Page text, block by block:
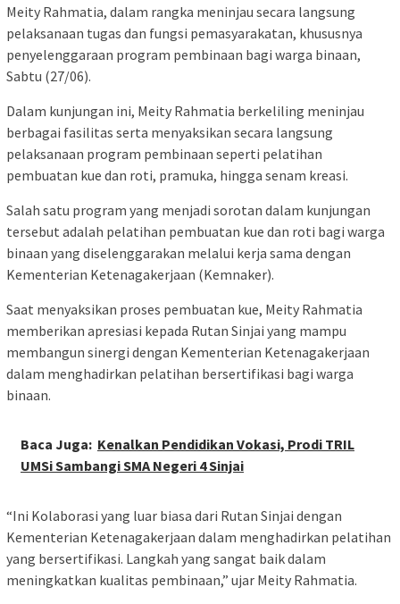
Meity Rahmatia, dalam rangka meninjau secara langsung
pelaksanaan tugas dan fungsi pemasyarakatan, khususnya
penyelenggaraan program pembinaan bagi warga binaan,
Sabtu (27/06).
Dalam kunjungan ini, Meity Rahmatia berkeliling meninjau
berbagai fasilitas serta menyaksikan secara langsung
pelaksanaan program pembinaan seperti pelatihan
pembuatan kue dan roti, pramuka, hingga senam kreasi.
Salah satu program yang menjadi sorotan dalam kunjungan
tersebut adalah pelatihan pembuatan kue dan roti bagi warga
binaan yang diselenggarakan melalui kerja sama dengan
Kementerian Ketenagakerjaan (Kemnaker).
Saat menyaksikan proses pembuatan kue, Meity Rahmatia
memberikan apresiasi kepada Rutan Sinjai yang mampu
membangun sinergi dengan Kementerian Ketenagakerjaan
dalam menghadirkan pelatihan bersertifikasi bagi warga
binaan.
Baca Juga: Kenalkan Pendidikan Vokasi, Prodi TRIL
UMSi Sambangi SMA Negeri 4 Sinjai
“Ini Kolaborasi yang luar biasa dari Rutan Sinjai dengan
Kementerian Ketenagakerjaan dalam menghadirkan pelatihan
yang bersertifikasi. Langkah yang sangat baik dalam
meningkatkan kualitas pembinaan,” ujar Meity Rahmatia.